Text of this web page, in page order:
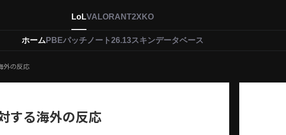
LoLVALORANT2XKO
ホーム PBEパッチノート26.13スキンデータベース
外の反応
する海外の反応